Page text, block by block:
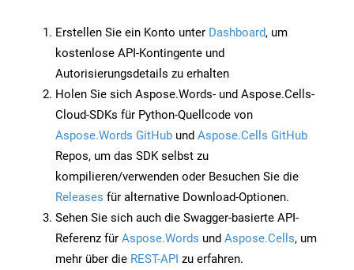
Erstellen Sie ein Konto unter Dashboard, um
kostenlose API-Kontingente und
Autorisierungsdetails zu erhalten
Holen Sie sich Aspose.Words- und Aspose.Cells-
Cloud-SDKs für Python-Quellcode von
Aspose.Words GitHub und Aspose.Cells GitHub
Repos, um das SDK selbst zu
kompilieren/verwenden oder Besuchen Sie die
Releases für alternative Download-Optionen.
Sehen Sie sich auch die Swagger-basierte API-
Referenz für Aspose.Words und Aspose.Cells, um
mehr über die REST-API zu erfahren.